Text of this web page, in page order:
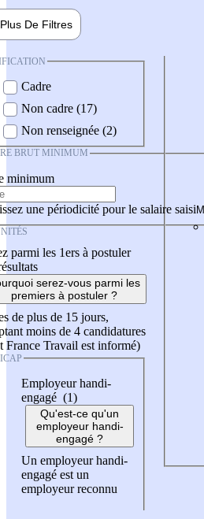
Plus De Filtres
Cadre
Non cadre (17)
Non renseignée (2)
BRUT MINIMUM
minimum
une périodicité pour le salaire saisi
parmi les 1ers à postuler
serez-vous parmi les
premiers à postuler ?
de plus de 15 jours,
moins de 4 candidatures
France Travail est informé)
Employeur handi-
engagé (1)
Qu'est-ce qu'un
employeur handi-
engagé ?
Un employeur handi-
engagé est un
employeur reconnu